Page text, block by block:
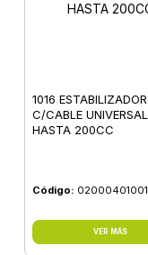
1016
C/CABLE UNIVERSAL
HASTA 200CC
Código:
VER MÁS